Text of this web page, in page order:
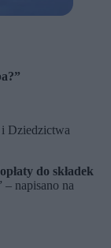
Dziedzictwa
do składek
napisano na